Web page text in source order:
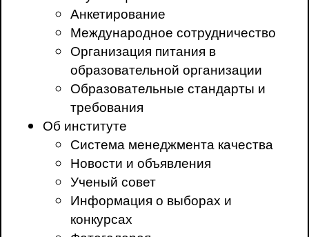
Анкетирование
Международное сотрудничество
Организация питания в
образовательной организации
Образовательные стандарты и
требования
Об институте
Система менеджмента качества
Новости и объявления
Ученый совет
Информация о выборах и
конкурсах